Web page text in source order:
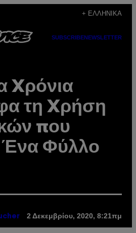
+ ΕΛΛΗΝΙΚΆ
SUBSCRIBENEWSLETTER
Xρόνια
τη Xρήση
που
Ένα Φύλλο
2 Δεκεμβρίου, 2020, 8:21πμ